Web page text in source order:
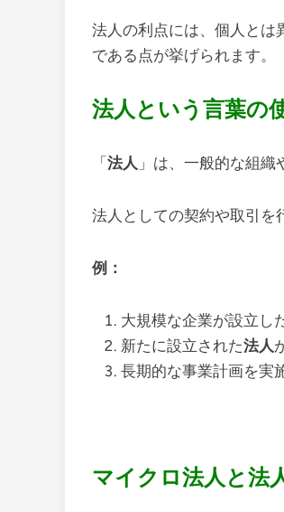
法人の利点には、個人とは
である点が挙げられます。
法人という言葉の
「 法人 」は、一般的な組織
法人としての契約や取引を
例：
大規模な企業が設立し
新たに設立された法人
長期的な事業計画を実
マイクロ法人と法